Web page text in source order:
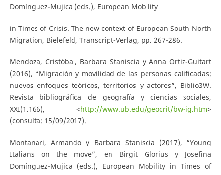
Domínguez-Mujica (eds.), European Mobility
in Times of Crisis. The new context of European South-North
Migration, Bielefeld, Transcript-Verlag, pp. 267-286.
Mendoza, Cristóbal, Barbara Staniscia y Anna Ortiz-Guitart
(2016), “Migración y movilidad de las personas calificadas:
nuevos enfoques teóricos, territorios y actores”, Biblio3W.
Revista bibliográfica de geografía y ciencias sociales,
XXI(1.166), <http://www.ub.edu/geocrit/bw-ig.htm>
(consulta: 15/09/2017).
Montanari, Armando y Barbara Staniscia (2017), “Young
Italians on the move”, en Birgit Glorius y Josefina
Domínguez-Mujica (eds.), European Mobility in Times of